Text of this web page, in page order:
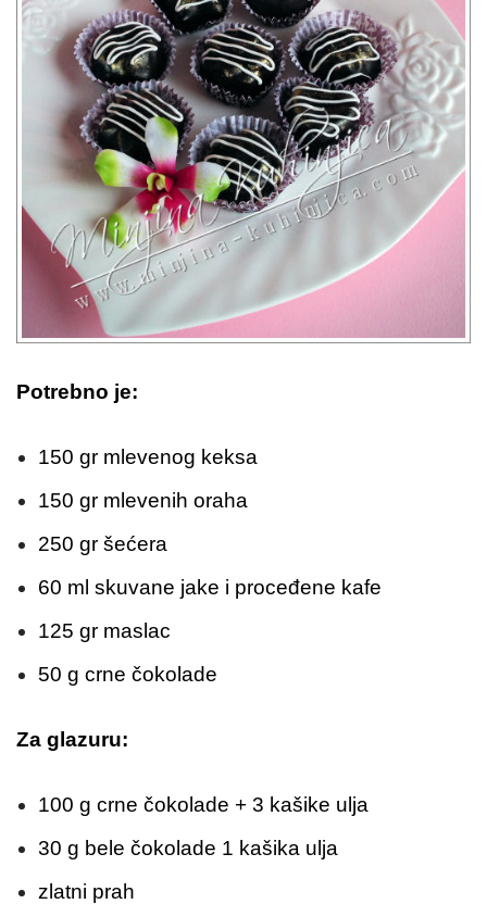
Potrebno je:
150 gr mlevenog keksa
150 gr mlevenih oraha
250 gr šećera
60 ml skuvane jake i proceđene kafe
125 gr maslac
50 g crne čokolade
Za glazuru:
100 g crne čokolade + 3 kašike ulja
30 g bele čokolade 1 kašika ulja
zlatni prah